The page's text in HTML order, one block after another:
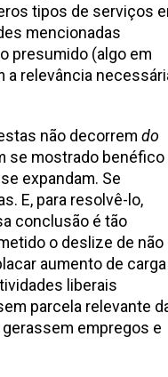
tipos de serviços
mencionadas
presumido (algo em
a relevância
não decorrem do
se mostrado benéfico
expandam. Se
E, para resolvê-lo,
conclusão é tão
o deslize de não
aumento de carga
liberais
parcela relevante
empregos e